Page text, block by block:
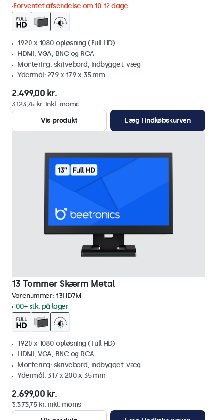
Forventet afsendelse om 10-12 dage
1920 x 1080 opløsning (Full HD)
HDMI, VGA, BNC og RCA
Montering: skrivebord, indbygget, væg
Ydermål: 279 x 179 x 35 mm
2.499,00 kr.
3.123,75 kr. inkl. moms
Vis produkt
Læg i indkøbskurven
13 Tommer Skærm Metal
Varenummer: 13HD7M
100+ stk. på lager
1920 x 1080 opløsning (Full HD)
HDMI, VGA, BNC og RCA
Montering: skrivebord, indbygget, væg
Ydermål: 317 x 200 x 35 mm
2.699,00 kr.
3.373,75 kr. inkl. moms